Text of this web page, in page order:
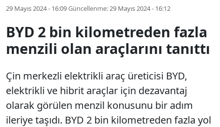
29 Mayıs 2024 - 16:09Güncellenme:29 Mayıs 2024 - 16:12
BYD 2 bin kilometreden fazla
menzili olan araçlarını tanıttı
Çin merkezli elektrikli araç üreticisi BYD,
elektrikli ve hibrit araçlar için dezavantaj
olarak görülen menzil konusunu bir adım
ileriye taşıdı. BYD 2 bin kilometreden fazla yol